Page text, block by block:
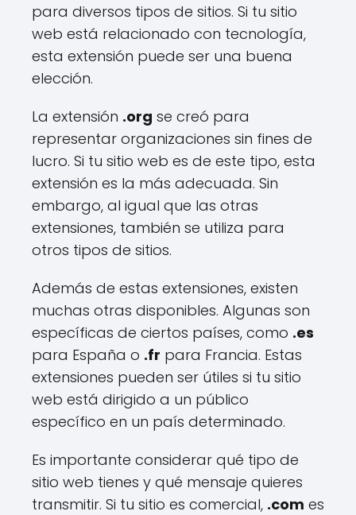
para diversos tipos de sitios. Si tu sitio
web está relacionado con tecnología,
esta extensión puede ser una buena
elección.
La extensión .org se creó para
representar organizaciones sin fines de
lucro. Si tu sitio web es de este tipo, esta
extensión es la más adecuada. Sin
embargo, al igual que las otras
extensiones, también se utiliza para
otros tipos de sitios.
Además de estas extensiones, existen
muchas otras disponibles. Algunas son
específicas de ciertos países, como .es
para España o .fr para Francia. Estas
extensiones pueden ser útiles si tu sitio
web está dirigido a un público
específico en un país determinado.
Es importante considerar qué tipo de
sitio web tienes y qué mensaje quieres
transmitir. Si tu sitio es comercial, .com es